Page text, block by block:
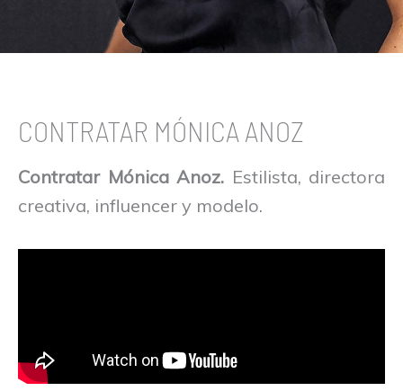
CONTRATAR MÓNICA ANOZ
Contratar Mónica Anoz. Estilista, directora
creativa, influencer y modelo.